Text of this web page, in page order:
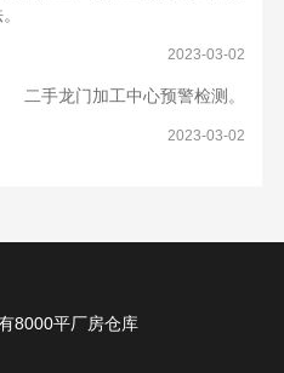
2023-03-02
二手龙门加工中心预警检测。
2023-03-02
8000平厂房仓库